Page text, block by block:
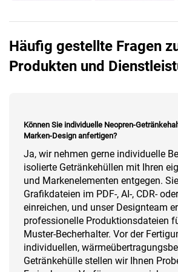
Häufig gestellte Fragen
Produkten und
Können Sie individuelle Neopren-
Marken-Design anfertigen?
Ja, wir nehmen gerne individuelle
isolierte Getränkehüllen mit Ihren
und Markenelementen entgegen.
Grafikdateien im PDF-, AI-, CDR-
einreichen, und unser Designteam
professionelle Produktionsdateien
Muster-Becherhalter. Vor der
individuellen,
Getränkehülle stellen wir Ihnen